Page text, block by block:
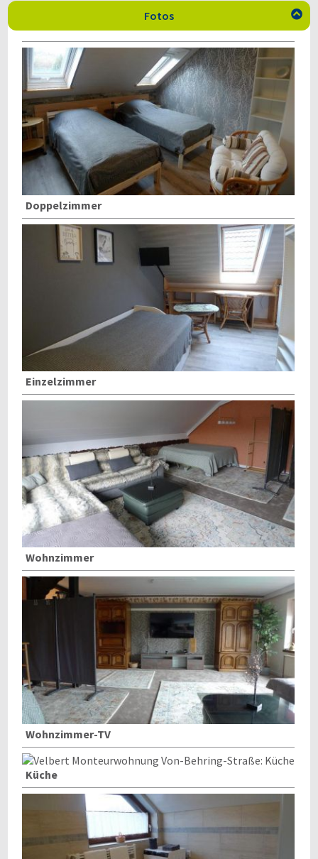
Fotos 
Doppelzimmer
Einzelzimmer
Wohnzimmer
Wohnzimmer-TV
Küche